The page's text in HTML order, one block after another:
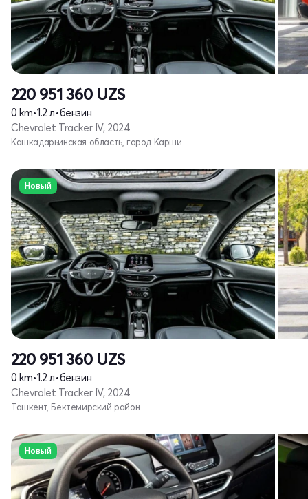
220 951 360 UZS
0 km•1.2 л•бензин
Chevrolet Tracker IV, 2024
Кашкадарьинская область, город Карши
Новый
220 951 360 UZS
0 km•1.2 л•бензин
Chevrolet Tracker IV, 2024
Ташкент, Бектемирский район
Новый